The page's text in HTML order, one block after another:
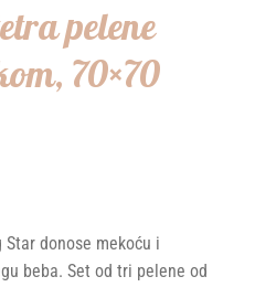
pelene
70×70
donose mekoću i
beba. Set od tri pelene od